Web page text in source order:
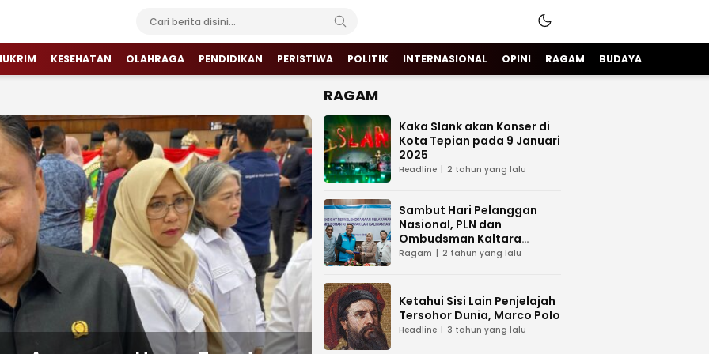
KESEHATAN OLAHRAGA PENDIDIKAN PERISTIWA POLITIK INTERNASIONAL OPINI RAGAM BUDAYA
RAGAM
Kaka Slank akan Konser di
Kota Tepian pada 9 Januari
2025
Headline 2 tahun yang lalu
Sambut Hari Pelanggan
Nasional, PLN dan
Ombudsman Kaltara
Sinergi Tingkatkan Layanan
Ragam 2 tahun yang lalu
Ketahui Sisi Lain Penjelajah
Tersohor Dunia, Marco Polo
Headline 3 tahun yang lalu